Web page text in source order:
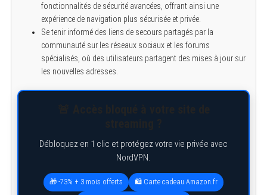
fonctionnalités de sécurité avancées, offrant ainsi une
expérience de navigation plus sécurisée et privée.
Se tenir informé des liens de secours partagés par la
communauté sur les réseaux sociaux et les forums
spécialisés, où des utilisateurs partagent des mises à jour sur
les nouvelles adresses.
Débloquez en 1 clic et protégez votre vie privée avec
NordVPN.
🎁 -73% + 3 mois offerts 🛍️ Carte cadeau Amazon.fr